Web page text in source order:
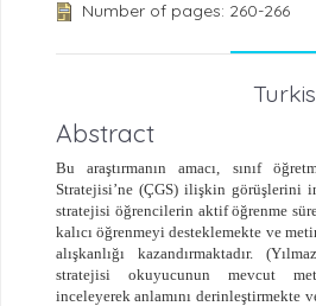
Number of pages: 260-266
Abstract
Bu araştırmanın amacı, sınıf
Stratejisi’ne (ÇGS) ilişkin görüşlerini
stratejisi öğrencilerin aktif öğrenme
kalıcı öğrenmeyi desteklemekte ve
alışkanlığı kazandırmaktadır.
stratejisi okuyucunun mevcut
inceleyerek anlamını derinleştirmekte